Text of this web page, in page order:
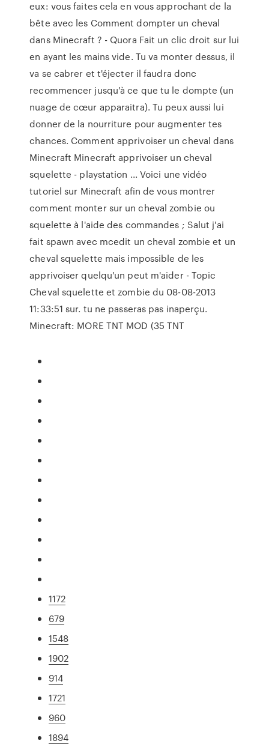
eux: vous faites cela en vous approchant de la
bête avec les Comment dompter un cheval
dans Minecraft ? - Quora Fait un clic droit sur lui
en ayant les mains vide. Tu va monter dessus, il
va se cabrer et t'éjecter il faudra donc
recommencer jusqu'à ce que tu le dompte (un
nuage de cœur apparaitra). Tu peux aussi lui
donner de la nourriture pour augmenter tes
chances. Comment apprivoiser un cheval dans
Minecraft Minecraft apprivoiser un cheval
squelette - playstation ... Voici une vidéo
tutoriel sur Minecraft afin de vous montrer
comment monter sur un cheval zombie ou
squelette à l'aide des commandes ; Salut j'ai
fait spawn avec mcedit un cheval zombie et un
cheval squelette mais impossible de les
apprivoiser quelqu'un peut m'aider - Topic
Cheval squelette et zombie du 08-08-2013
11:33:51 sur. tu ne passeras pas inaperçu.
Minecraft: MORE TNT MOD (35 TNT
1172
679
1548
1902
914
1721
960
1894